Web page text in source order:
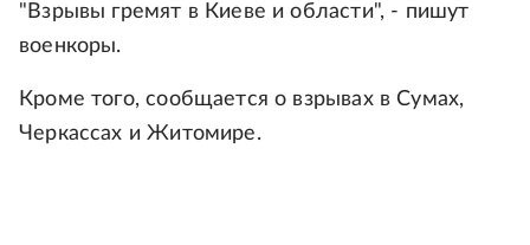
"Взрывы гремят в Киеве и области", - пишут
военкоры.
Кроме того, сообщается о взрывах в Сумах,
Черкассах и Житомире.